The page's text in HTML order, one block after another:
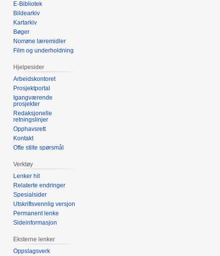
E-Bibliotek
Bildearkiv
Kartarkiv
Bøger
Norrøne læremidler
Film og underholdning
Hjelpesider
Arbeidskontoret
Prosjektportal
Igangværende
prosjekter
Redaksjonelle
retningslinjer
Opphavsrett
Kontakt
Ofte stilte spørsmål
Verktøy
Lenker hit
Relaterte endringer
Spesialsider
Utskriftsvennlig versjon
Permanent lenke
Sideinformasjon
Eksterne lenker
Oppslagsverk